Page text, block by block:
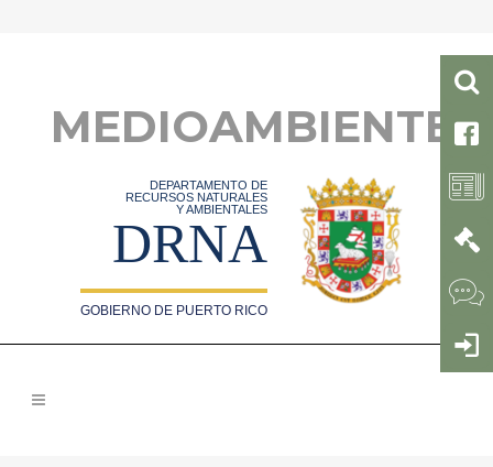
MEDIOAMBIENTE
DEPARTAMENTO DE
RECURSOS NATURALES
Y AMBIENTALES
DRNA
GOBIERNO DE PUERTO RICO